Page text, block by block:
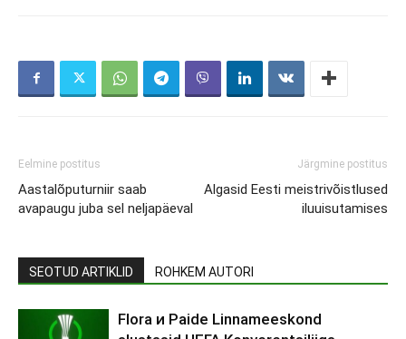
Eelmine postitus
Aastalõputurniir saab
avapaugu juba sel neljapäeval
Järgmine postitus
Algasid Eesti meistrivõistlused
iluuisutamises
SEOTUD ARTIKLID ROHKEM AUTORI
Flora и Paide Linnameeskond